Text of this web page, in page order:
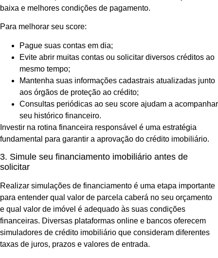
baixa e melhores condições de pagamento.
Para melhorar seu score:
Pague suas contas em dia;
Evite abrir muitas contas ou solicitar diversos créditos ao
mesmo tempo;
Mantenha suas informações cadastrais atualizadas junto
aos órgãos de proteção ao crédito;
Consultas periódicas ao seu score ajudam a acompanhar
seu histórico financeiro.
Investir na rotina financeira responsável é uma estratégia
fundamental para garantir a aprovação do crédito imobiliário.
3. Simule seu financiamento imobiliário antes de
solicitar
Realizar simulações de financiamento é uma etapa importante
para entender qual valor de parcela caberá no seu orçamento
e qual valor de imóvel é adequado às suas condições
financeiras. Diversas plataformas online e bancos oferecem
simuladores de crédito imobiliário que consideram diferentes
taxas de juros, prazos e valores de entrada.